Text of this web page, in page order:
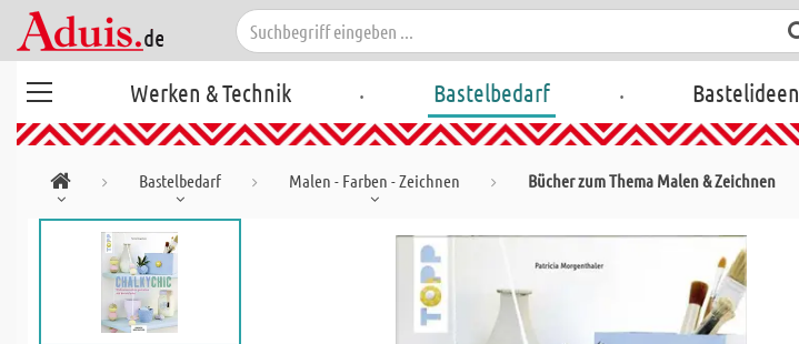
Werken & Technik . Bastelbedarf . Bastelideen
Bastelbedarf Malen - Farben - Zeichnen Bücher zum Thema Malen & Zeichnen